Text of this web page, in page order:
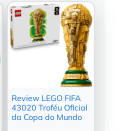
Review LEGO FIFA
43020 Troféu Oficial
da Copa do Mundo